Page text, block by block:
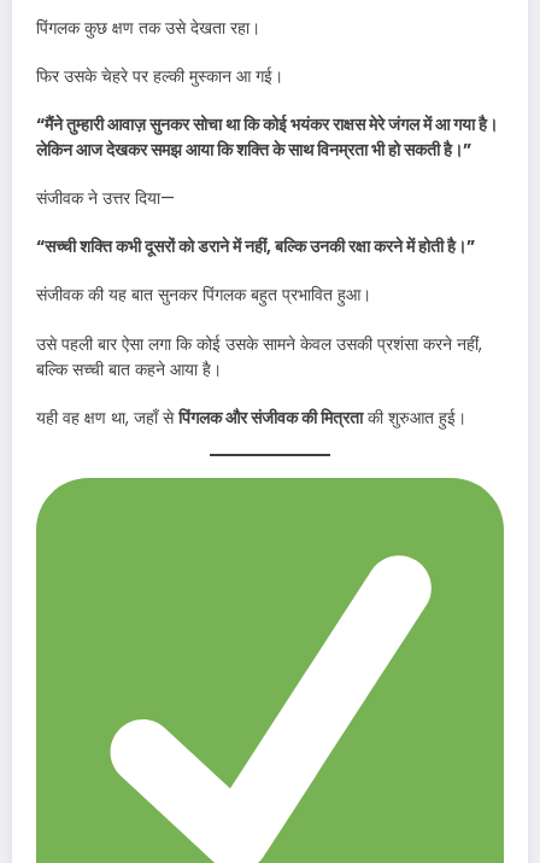
पिंगलक कुछ क्षण तक उसे देखता रहा।
फिर उसके चेहरे पर हल्की मुस्कान आ गई।
“मैंने तुम्हारी आवाज़ सुनकर सोचा था कि कोई भयंकर राक्षस मेरे जंगल में आ गया है।
लेकिन आज देखकर समझ आया कि शक्ति के साथ विनम्रता भी हो सकती है।”
संजीवक ने उत्तर दिया—
“सच्ची शक्ति कभी दूसरों को डराने में नहीं, बल्कि उनकी रक्षा करने में होती है।”
संजीवक की यह बात सुनकर पिंगलक बहुत प्रभावित हुआ।
उसे पहली बार ऐसा लगा कि कोई उसके सामने केवल उसकी प्रशंसा करने नहीं,
बल्कि सच्ची बात कहने आया है।
यही वह क्षण था, जहाँ सेपिंगलक और संजीवक की मित्रताकी शुरुआत हुई।